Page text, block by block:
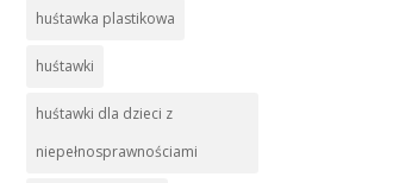
huśtawka plastikowa
huśtawki
huśtawki dla dzieci z
niepełnosprawnościami